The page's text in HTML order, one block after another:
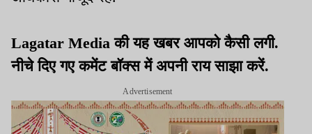
Lagatar Media की यह खबर आपको कैसी लगी.
नीचे दिए गए कमेंट बॉक्स में अपनी राय साझा करें.
Advertisement